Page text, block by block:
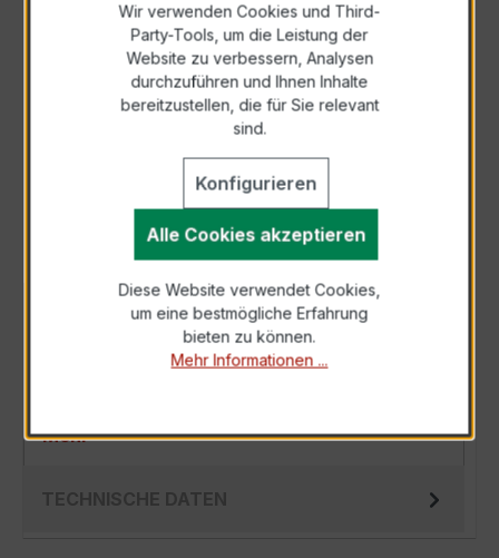
Zur Sammelanfrage hinzufügen
Anfrage telefonisch
Als PDF exportieren
BESCHREIBUNG
Der EWSKD 31.8 3x150/5A 10VA Kl.0,5 ist ein
Mehr
TECHNISCHE DATEN
Wir verwenden Cookies und Third-
Party-Tools, um die Leistung der
Website zu verbessern, Analysen
durchzuführen und Ihnen Inhalte
bereitzustellen, die für Sie relevant
sind.
Konfigurieren
Alle Cookies akzeptieren
Diese Website verwendet Cookies,
um eine bestmögliche Erfahrung
bieten zu können.
Mehr Informationen ...